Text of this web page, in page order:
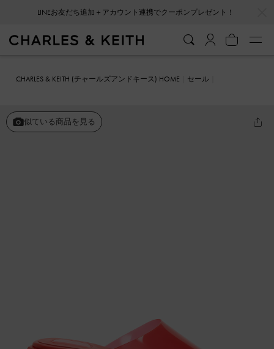
LINEお友だち追加＋アカウント連携でクーポンプレゼント！
CHARLES & KEITH (チャールズアンドキース) HOME
セール
似ている商品を見る